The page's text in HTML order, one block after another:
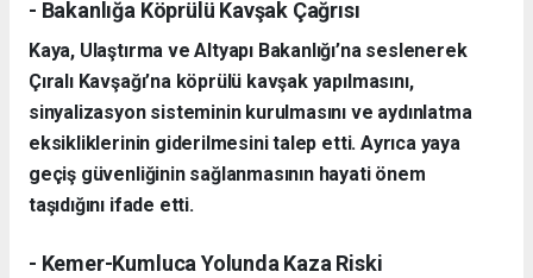
- Bakanlığa Köprülü Kavşak Çağrısı
Kaya, Ulaştırma ve Altyapı Bakanlığı’na seslenerek
Çıralı Kavşağı’na köprülü kavşak yapılmasını,
sinyalizasyon sisteminin kurulmasını ve aydınlatma
eksikliklerinin giderilmesini talep etti. Ayrıca yaya
geçiş güvenliğinin sağlanmasının hayati önem
taşıdığını ifade etti.
- Kemer-Kumluca Yolunda Kaza Riski